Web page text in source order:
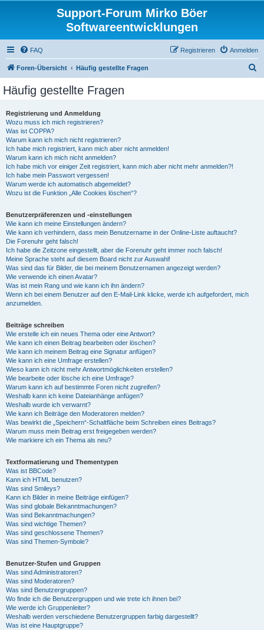
Support-Forum Mirko Böer
Softwareentwicklungen
FAQ Anmelden
Registrieren
Foren-Übersicht Häufig gestellte Fragen
Häufig gestellte Fragen
Registrierung und Anmeldung
Wozu muss ich mich registrieren?
Was ist COPPA?
Warum kann ich mich nicht registrieren?
Ich habe mich registriert, kann mich aber nicht anmelden!
Warum kann ich mich nicht anmelden?
Ich habe mich vor einiger Zeit registriert, kann mich aber nicht mehr anmelden?!
Ich habe mein Passwort vergessen!
Warum werde ich automatisch abgemeldet?
Wozu ist die Funktion „Alle Cookies löschen“?
Benutzerpräferenzen und -einstellungen
Wie kann ich meine Einstellungen ändern?
Wie kann ich verhindern, dass mein Benutzername in der Online-Liste auftaucht?
Die Forenuhr geht falsch!
Ich habe die Zeitzone eingestellt, aber die Forenuhr geht immer noch falsch!
Meine Sprache steht auf diesem Board nicht zur Auswahl!
Was sind das für Bilder, die bei meinem Benutzernamen angezeigt werden?
Wie verwende ich einen Avatar?
Was ist mein Rang und wie kann ich ihn ändern?
Wenn ich bei einem Benutzer auf den E-Mail-Link klicke, werde ich aufgefordert, mich
anzumelden.
Beiträge schreiben
Wie erstelle ich ein neues Thema oder eine Antwort?
Wie kann ich einen Beitrag bearbeiten oder löschen?
Wie kann ich meinem Beitrag eine Signatur anfügen?
Wie kann ich eine Umfrage erstellen?
Wieso kann ich nicht mehr Antwortmöglichkeiten erstellen?
Wie bearbeite oder lösche ich eine Umfrage?
Warum kann ich auf bestimmte Foren nicht zugreifen?
Weshalb kann ich keine Dateianhänge anfügen?
Weshalb wurde ich verwarnt?
Wie kann ich Beiträge den Moderatoren melden?
Was bewirkt die „Speichern“-Schaltfläche beim Schreiben eines Beitrags?
Warum muss mein Beitrag erst freigegeben werden?
Wie markiere ich ein Thema als neu?
Textformatierung und Thementypen
Was ist BBCode?
Kann ich HTML benutzen?
Was sind Smileys?
Kann ich Bilder in meine Beiträge einfügen?
Was sind globale Bekanntmachungen?
Was sind Bekanntmachungen?
Was sind wichtige Themen?
Was sind geschlossene Themen?
Was sind Themen-Symbole?
Benutzer-Stufen und Gruppen
Was sind Administratoren?
Was sind Moderatoren?
Was sind Benutzergruppen?
Wo finde ich die Benutzergruppen und wie trete ich ihnen bei?
Wie werde ich Gruppenleiter?
Weshalb werden verschiedene Benutzergruppen farbig dargestellt?
Was ist eine Hauptgruppe?